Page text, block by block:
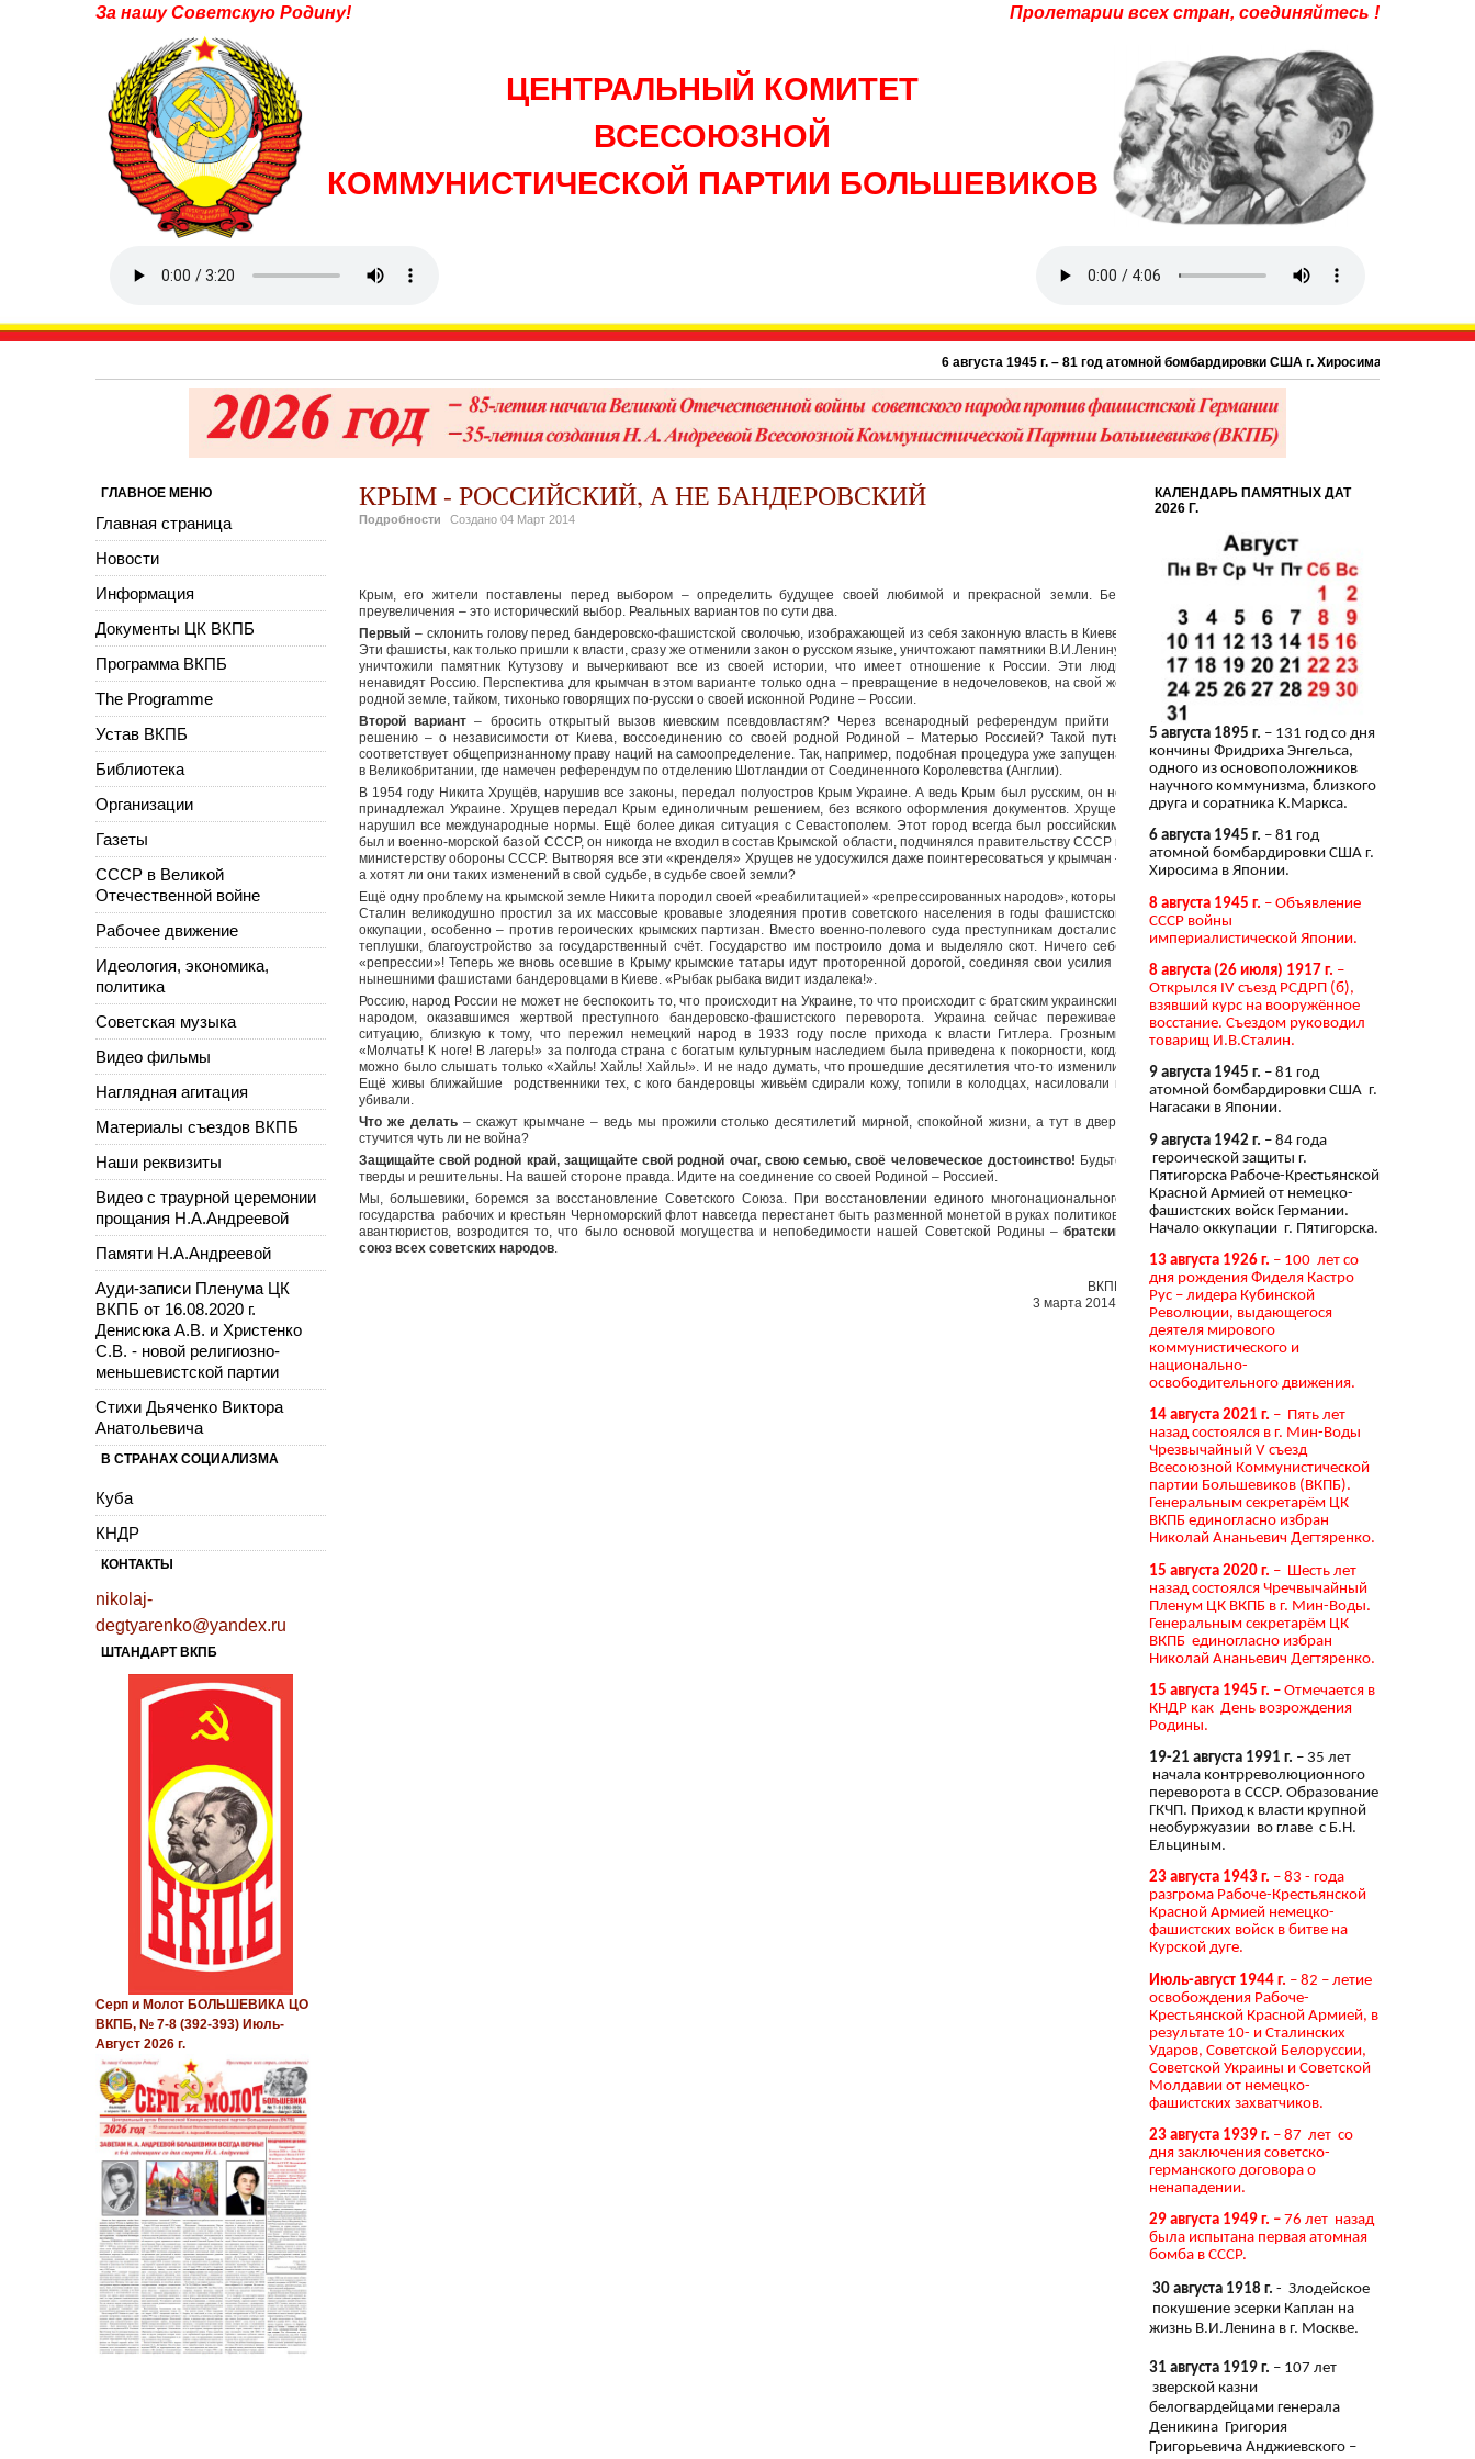
За нашу Советскую Родину! Пролетарии всех стран, соединяйтесь !
ЦЕНТРАЛЬНЫЙ КОМИТЕТ
ВСЕСОЮЗНОЙ
КОММУНИСТИЧЕСКОЙ ПАРТИИ БОЛЬШЕВИКОВ
6 августа 1945 г. – 81 год атомной бомбардировки США г. Хиросима в Японии.
КРЫМ - РОССИЙСКИЙ, А НЕ БАНДЕРОВСКИЙ
Подробности Создано 04 Март 2014
Крым, его жители поставлены перед выбором – определить будущее своей любимой и прекрасной земли. Без
преувеличения – это исторический выбор. Реальных вариантов по сути два.
Первый – склонить голову перед бандеровско-фашистской сволочью, изображающей из себя законную власть в Киеве.
Эти фашисты, как только пришли к власти, сразу же отменили закон о русском языке, уничтожают памятники В.И.Ленину,
уничтожили памятник Кутузову и вычеркивают все из своей истории, что имеет отношение к России. Эти люди
ненавидят Россию. Перспектива для крымчан в этом варианте только одна – превращение в недочеловеков, на свой же
родной земле, тайком, тихонько говорящих по-русски о своей исконной Родине – России.
Второй вариант – бросить открытый вызов киевским псевдовластям? Через всенародный референдум прийти к
решению – о независимости от Киева, воссоединению со своей родной Родиной – Матерью Россией? Такой путь
соответствует общепризнанному праву наций на самоопределение. Так, например, подобная процедура уже запущена
в Великобритании, где намечен референдум по отделению Шотландии от Соединенного Королевства (Англии).
В 1954 году Никита Хрущёв, нарушив все законы, передал полуостров Крым Украине. А ведь Крым был русским, он не
принадлежал Украине. Хрущев передал Крым единоличным решением, без всякого оформления документов. Хрущев
нарушил все международные нормы. Ещё более дикая ситуация с Севастополем. Этот город всегда был российским,
был и военно-морской базой СССР, он никогда не входил в состав Крымской области, подчинялся правительству СССР и
министерству обороны СССР. Вытворяя все эти «кренделя» Хрущев не удосужился даже поинтересоваться у крымчан –
а хотят ли они таких изменений в свой судьбе, в судьбе своей земли?
Ещё одну проблему на крымской земле Никита породил своей «реабилитацией» «репрессированных народов», которых
Сталин великодушно простил за их массовые кровавые злодеяния против советского населения в годы фашистской
оккупации, особенно – против героических крымских партизан. Вместо военно-полевого суда преступникам достались
теплушки, благоустройство за государственный счёт. Государство им построило дома и выделяло скот. Ничего себе
«репрессии»! Теперь же вновь осевшие в Крыму крымские татары идут проторенной дорогой, соединяя свои усилия с
нынешними фашистами бандеровцами в Киеве. «Рыбак рыбака видит издалека!».
Россию, народ России не может не беспокоить то, что происходит на Украине, то что происходит с братским украинским
народом, оказавшимся жертвой преступного бандеровско-фашистского переворота. Украина сейчас переживает
ситуацию, близкую к тому, что пережил немецкий народ в 1933 году после прихода к власти Гитлера. Грозными
«Молчать! К ноге! В лагерь!» за полгода страна с богатым культурным наследием была приведена к покорности, когда
можно было слышать только «Хайль! Хайль! Хайль!». И не надо думать, что прошедшие десятилетия что-то изменили.
Ещё живы ближайшие родственники тех, с кого бандеровцы живьём сдирали кожу, топили в колодцах, насиловали и
убивали.
Что же делать– скажут крымчане – ведь мы прожили столько десятилетий мирной, спокойной жизни, а тут в дверь
стучится чуть ли не война?
Защищайте свой родной край, защищайте свой родной очаг, свою семью, своё человеческое достоинство! Будьте
тверды и решительны. На вашей стороне правда. Идите на соединение со своей Родиной – Россией.
Мы, большевики, боремся за восстановление Советского Союза. При восстановлении единого многонационального
государства рабочих и крестьян Черноморский флот навсегда перестанет быть разменной монетой в руках политиков-
авантюристов, возродится то, что было основой могущества и непобедимости нашей Cоветской Родины – братский
союз всех советских народов.
ВКПБ
3 марта 2014г.
ГЛАВНОЕ МЕНЮ
Главная страница
Новости
Информация
Документы ЦК ВКПБ
Программа ВКПБ
The Programme
Устав ВКПБ
Библиотека
Организации
Газеты
СССР в Великой
Отечественной войне
Рабочее движение
Идеология, экономика,
политика
Советская музыка
Видео фильмы
Наглядная агитация
Материалы съездов ВКПБ
Наши реквизиты
Видео с траурной церемонии
прощания Н.А.Андреевой
Памяти Н.А.Андреевой
Ауди-записи Пленума ЦК
ВКПБ от 16.08.2020 г.
Денисюка А.В. и Христенко
С.В. - новой религиозно-
меньшевистской партии
Стихи Дьяченко Виктора
Анатольевича
В СТРАНАХ СОЦИАЛИЗМА
Куба
КНДР
КОНТАКТЫ
nikolaj-
degtyarenko@yandex.ru
ШТАНДАРТ ВКПБ
Серп и Молот БОЛЬШЕВИКА ЦО
ВКПБ, № 7-8 (392-393) Июль-
Август 2026 г.
КАЛЕНДАРЬ ПАМЯТНЫХ ДАТ
2026 Г.
5 августа 1895 г. – 131 год со дня
кончины Фридриха Энгельса,
одного из основоположников
научного коммунизма, близкого
друга и соратника К.Маркса.
6 августа 1945 г. – 81 год
атомной бомбардировки США г.
Хиросима в Японии.
8 августа 1945 г. – Объявление
СССР войны
империалистической Японии.
8 августа (26 июля) 1917 г. –
Открылся IV съезд РСДРП (б),
взявший курс на вооружённое
восстание. Съездом руководил
товарищ И.В.Сталин.
9 августа 1945 г. – 81 год
атомной бомбардировки США г.
Нагасаки в Японии.
9 августа 1942 г. – 84 года
героической защиты г.
Пятигорска Рабоче-Крестьянской
Красной Армией от немецко-
фашистских войск Германии.
Начало оккупации г. Пятигорска.
13 августа 1926 г. – 100 лет со
дня рождения Фиделя Кастро
Рус – лидера Кубинской
Революции, выдающегося
деятеля мирового
коммунистического и
национально-
освободительного движения.
14 августа 2021 г. – Пять лет
назад состоялся в г. Мин-Воды
Чрезвычайный V съезд
Всесоюзной Коммунистической
партии Большевиков (ВКПБ).
Генеральным секретарём ЦК
ВКПБ единогласно избран
Николай Ананьевич Дегтяренко.
15 августа 2020 г. – Шесть лет
назад состоялся Чречвычайный
Пленум ЦК ВКПБ в г. Мин-Воды.
Генеральным секретарём ЦК
ВКПБ единогласно избран
Николай Ананьевич Дегтяренко.
15 августа 1945 г. – Отмечается в
КНДР как День возрождения
Родины.
19-21 августа 1991 г. – 35 лет
начала контрреволюционного
переворота в СССР. Образование
ГКЧП. Приход к власти крупной
необуржуазии во главе с Б.Н.
Ельциным.
23 августа 1943 г. – 83 - года
разгрома Рабоче-Крестьянской
Красной Армией немецко-
фашистских войск в битве на
Курской дуге.
Июль-август 1944 г. – 82 – летие
освобождения Рабоче-
Крестьянской Красной Армией, в
результате 10- и Сталинских
Ударов, Советской Белоруссии,
Советской Украины и Советской
Молдавии от немецко-
фашистских захватчиков.
23 августа 1939 г. – 87 лет со
дня заключения советско-
германского договора о
ненападении.
29 августа 1949 г. – 76 лет назад
была испытана первая атомная
бомба в СССР.
30 августа 1918 г. - Злодейское
покушение эсерки Каплан на
жизнь В.И.Ленина в г. Москве.
31 августа 1919 г. – 107 лет
зверской казни
белогвардейцами генерала
Деникина Григория
Григорьевича Анджиевского –